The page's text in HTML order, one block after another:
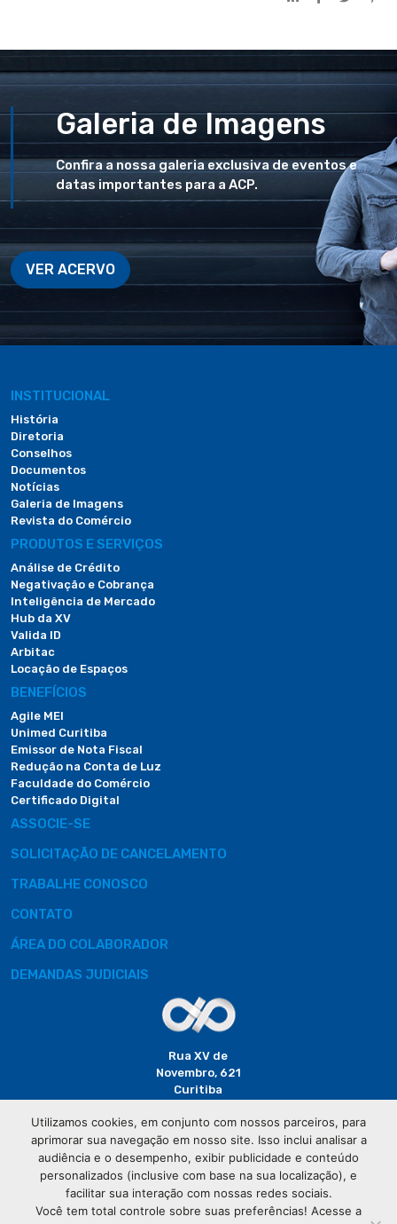
Galeria de Imagens
Confira a nossa galeria exclusiva de eventos e
datas importantes para a ACP.
VER ACERVO
INSTITUCIONAL
História
Diretoria
Conselhos
Documentos
Notícias
Galeria de Imagens
Revista do Comércio
PRODUTOS E SERVIÇOS
Análise de Crédito
Negativação e Cobrança
Inteligência de Mercado
Hub da XV
Valida ID
Arbitac
Locação de Espaços
BENEFÍCIOS
Agile MEI
Unimed Curitiba
Emissor de Nota Fiscal
Redução na Conta de Luz
Faculdade do Comércio
Certificado Digital
ASSOCIE-SE
SOLICITAÇÃO DE CANCELAMENTO
TRABALHE CONOSCO
CONTATO
ÁREA DO COLABORADOR
DEMANDAS JUDICIAIS
Rua XV de
Novembro, 621
Curitiba
(41) 3320-
2929
Utilizamos cookies, em conjunto com nossos parceiros, para
aprimorar sua navegação em nosso site. Isso inclui analisar a
audiência e o desempenho, exibir publicidade e conteúdo
personalizados (inclusive com base na sua localização), e
facilitar sua interação com nossas redes sociais.
Você tem total controle sobre suas preferências! Acesse a